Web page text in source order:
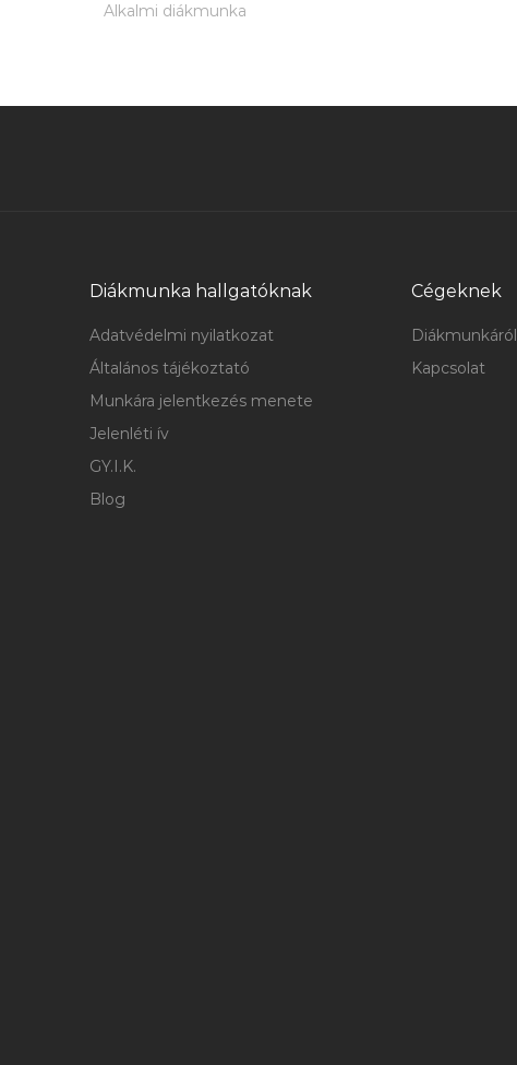
Alkalmi diákmunka
Diákmunka hallgatóknak
Adatvédelmi nyilatkozat
Általános tájékoztató
Munkára jelentkezés menete
Jelenléti ív
GY.I.K.
Blog
Cégeknek
Diákmunkáról
Kapcsolat